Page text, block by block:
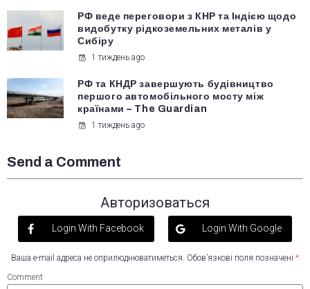
РФ веде переговори з КНР та Індією щодо
видобутку рідкоземельних металів у
Сибіру
1 тиждень ago
РФ та КНДР завершують будівництво
першого автомобільного мосту між
країнами – The Guardian
1 тиждень ago
Send a Comment
Авторизоваться
Login With Facebook Login With Google
Ваша e-mail адреса не оприлюднюватиметься. Обов’язкові поля позначені *
Comment